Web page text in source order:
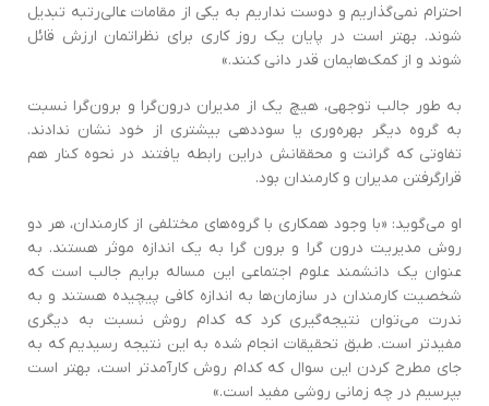
احترام نمی‌گذاریم و دوست نداریم به یکی از مقامات عالی‌رتبه تبدیل
شوند‌. بهتر است در پایان یک روز کاری برای نظراتمان ارزش قائل
شوند و از کمک‌هایمان قدر دانی کنند.»
به طور جالب توجهی‌، هیچ یک از مدیران درون‌گرا و برون‌گرا نسبت
به گروه دیگر بهره‌وری یا سوددهی بیشتری از خود نشان ندادند‌.
تفاوتی که گرانت و محققانش در‌اين رابطه یافتند در نحوه کنار هم
قرارگرفتن مدیران و کارمندان بود.
او می‌گوید‌: «با وجود همکاری با گروه‌های مختلفی از کارمندان، هر دو
روش مدیریت درون گرا و برون گرا به یک اندازه موثر هستند. به
عنوان یک دانشمند علوم اجتماعی ‌اين مسا‌له برایم جالب است که
شخصیت کارمندان در سازمان‌ها به اندازه کافی پیچیده هستند و به
ندرت می‌توان نتیجه‌گیری کرد که کدام روش نسبت به دیگری
مفیدتر است‌. طبق تحقیقات انجام شده به ‌اين نتیجه رسیدیم که به
جای مطرح کردن‌ اين سوال که کدام روش کارآمدتر است‌، بهتر است
بپرسیم در چه زمانی روشی مفید است.»